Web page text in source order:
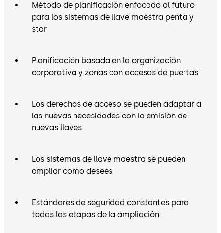
Método de planificación enfocado al futuro
para los sistemas de llave maestra penta y
star
Planificación basada en la organización
corporativa y zonas con accesos de puertas
Los derechos de acceso se pueden adaptar a
las nuevas necesidades con la emisión de
nuevas llaves
Los sistemas de llave maestra se pueden
ampliar como desees
Estándares de seguridad constantes para
todas las etapas de la ampliación